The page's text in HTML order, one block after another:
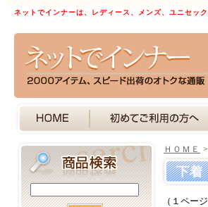
ネットでインナーは、レディース、メンズ、ユニセッ
ＨＯＭＥ >
下着
（１ペー